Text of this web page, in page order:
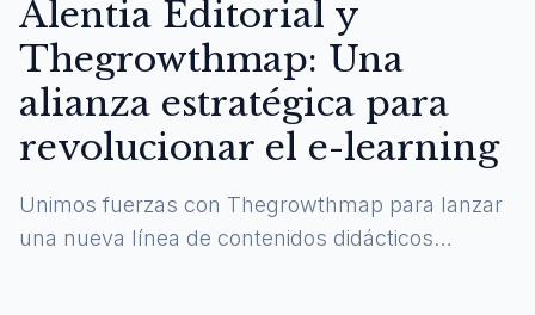
Alentia Editorial y
Thegrowthmap: Una
alianza estratégica para
revolucionar el e-learning
Unimos fuerzas con Thegrowthmap para lanzar
una nueva línea de contenidos didácticos